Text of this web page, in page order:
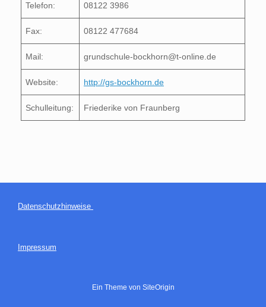
Telefon: 08122 3986
Fax: 08122 477684
Mail: grundschule-bockhorn@t-online.de
Website: http://gs-bockhorn.de
Schulleitung: Friederike von Fraunberg
Datenschutzhinweise
Impressum
Ein Theme von SiteOrigin